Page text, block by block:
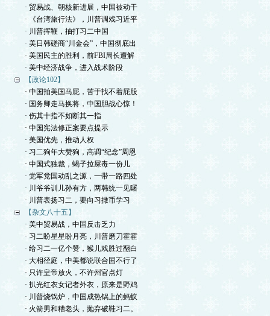
· 贸易战、朝核新进展，中国被动干
· 《台湾旅行法》，川普调戏习近平
· 川普挥鞭，抽打习二中国
· 美日韩磋商“川金会”，中国彻底出
· 美国民主的胜利，前FBI局长遭解
· 美中经济战争，进入战术阶段
【政论102】
· 中国拍美国马屁，苦于找不着屁股
· 国务卿走马换将，中国胆战心惊！
· 伤其十指不如断其一指
· 中国宪法修正案要点提示
· 美国优先，推动人权
· 习二狗年大赞狗，高调“纪念”周恩
· 中国式独裁，蝎子拉屎毒一份儿
· 党军党国动乱之源，一带一路四处
· 川爷爷训儿孙有方，两韩统一见曙
· 川普表扬习二，要向习撒币学习
【杂文八十五】
· 美中贸易战，中国反击乏力
· 习二盼星星盼月亮，川普磨刀霍霍
· 给习二一亿个赞，猴儿戏胜过翻白
· 大相径庭，中美都说联合国不行了
· 只许皇帝放火，不许州官点灯
· 扒光红衣女记者外衣，原来是野鸡
· 川普烧锅炉，中国成热锅上的蚂蚁
· 火箭男和糟老头，抛弃破鞋习二。